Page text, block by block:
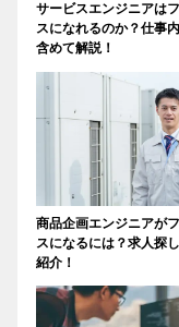
サービスエンジニアは
スになれるのか？仕事
含めて解説！
商品企画エンジニアが
スになるには？求人探
紹介！